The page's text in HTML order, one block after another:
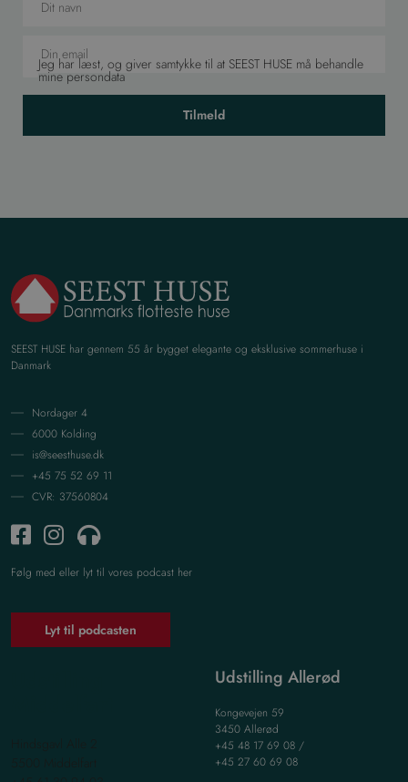
Jeg har læst, og giver samtykke til at SEEST HUSE må behandle
mine persondata
Tilmeld
SEEST HUSE har gennem 55 år bygget elegante og eksklusive sommerhuse i
Danmark
Nordager 4
6000 Kolding
is@seesthuse.dk
+45 75 52 69 11
CVR: 37560804
Følg med eller lyt til vores podcast her
Lyt til podcasten
Udstilling Allerød
Kongevejen 59
3450 Allerød
+45 48 17 69 08 /
+45 27 60 69 08